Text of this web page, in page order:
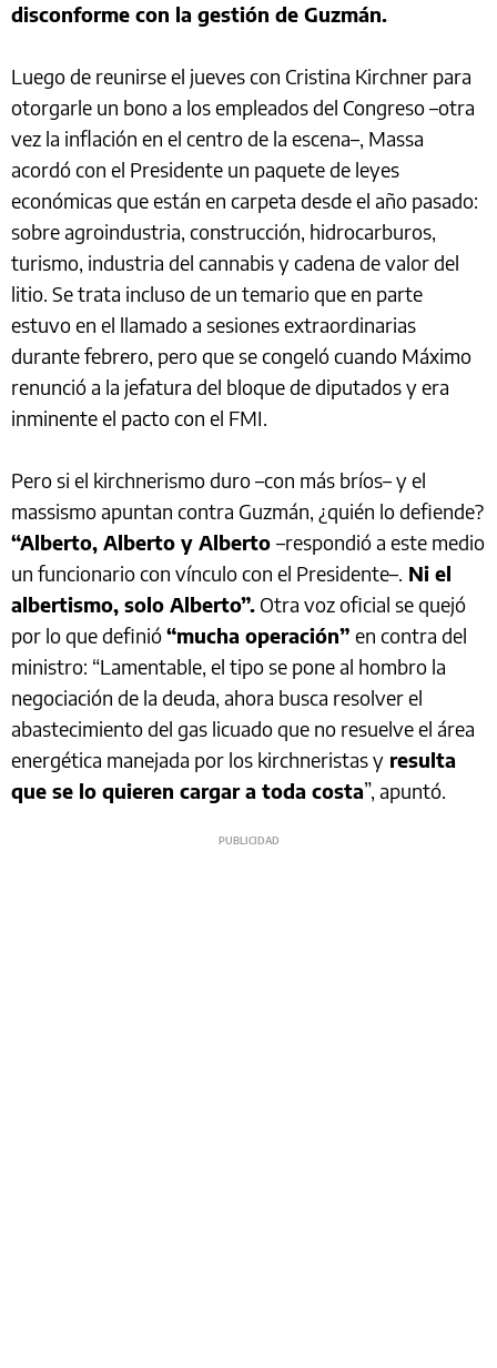
disconforme con la gestión de Guzmán.
Luego de reunirse el jueves con Cristina Kirchner para
otorgarle un bono a los empleados del Congreso –otra
vez la inflación en el centro de la escena–, Massa
acordó con el Presidente un paquete de leyes
económicas que están en carpeta desde el año pasado:
sobre agroindustria, construcción, hidrocarburos,
turismo, industria del cannabis y cadena de valor del
litio. Se trata incluso de un temario que en parte
estuvo en el llamado a sesiones extraordinarias
durante febrero, pero que se congeló cuando Máximo
renunció a la jefatura del bloque de diputados y era
inminente el pacto con el FMI.
Pero si el kirchnerismo duro –con más bríos– y el
massismo apuntan contra Guzmán, ¿quién lo defiende?
“Alberto, Alberto y Alberto –respondió a este medio
un funcionario con vínculo con el Presidente–. Ni el
albertismo, solo Alberto”. Otra voz oficial se quejó
por lo que definió“mucha operación” en contra del
ministro: “​​Lamentable, el tipo se pone al hombro la
negociación de la deuda, ahora busca resolver el
abastecimiento del gas licuado que no resuelve el área
energética manejada por los kirchneristas y resulta
que se lo quieren cargar a toda costa”, apuntó.